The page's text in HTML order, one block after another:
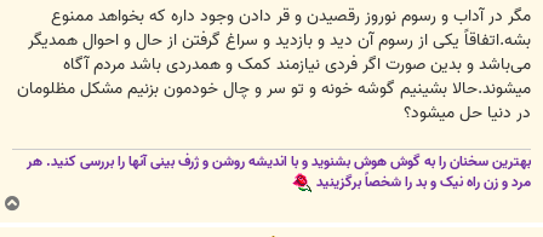
ت
مگر در آداب و رسوم نوروز رقصیدن و قر دادن وجود داره که بخواهد ممنوع
بشه.اتفاقاً یکی‌ از رسوم آن دید و بازدید و سراغ گرفتن از حال و احوال همدیگر
می‌‌باشد و بدین صورت اگر فردی نیازمند کمک و همدردی باشد مردم آگاه
میشوند.حالا بشینیم گوشه خونه و تو سر و چال خودمون بزنیم مشکل مظلومان
در دنیا حل میشود؟
بهترین سخنان را به گوش هوش بشنوید و با اندیشه روشن و ژرف بینی آنها را بررسی کنید. هر
مرد و زن راه نیک و بد را شخصاً برگزینید
ب
ا